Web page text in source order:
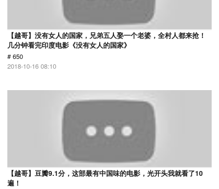
【越哥】没有女人的国家，兄弟五人娶一个老婆，全村人都来抢！
几分钟看完印度电影《没有女人的国家》
# 650
2018-10-16 08:10
【越哥】豆瓣9.1分，这部最有中国味的电影，光开头我就看了10
遍！